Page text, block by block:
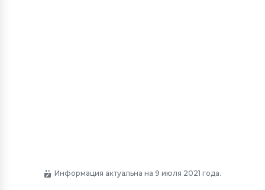
Информация актуальна на 9 июля 2021 года.